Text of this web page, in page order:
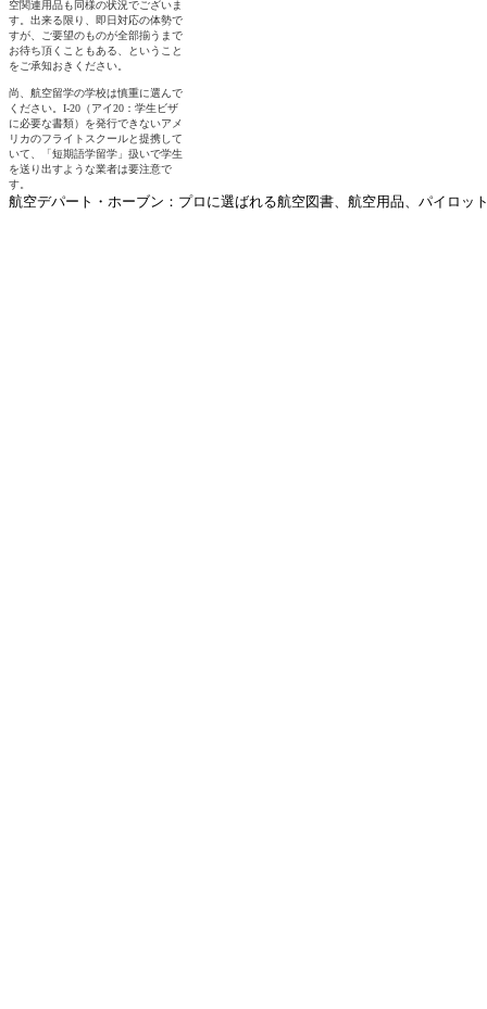
航空デパート・ホーブン：プロに選ばれる航空図書、航空用品、パイロッ